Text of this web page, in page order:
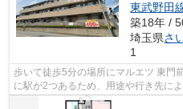
東武野田
築18年 /
埼玉県さ
1
歩いて徒歩5分の場所にマルエツ 東門
に駅が2つあるため、用途や行き先に
はアパートです。通風システムが整った